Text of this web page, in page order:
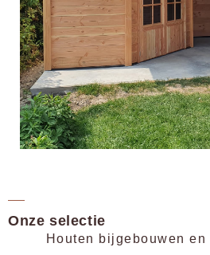
Onze selectie
Houten bijgebouwen